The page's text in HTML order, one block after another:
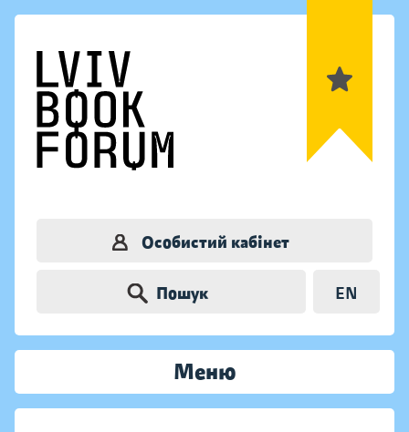
Особистий кабінет
Пошук EN
Меню